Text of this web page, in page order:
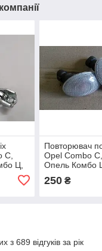
C,
Ц,
Повторювач
Opel Combo
Опель Комбо
250₴
з 689 відгуків за рік